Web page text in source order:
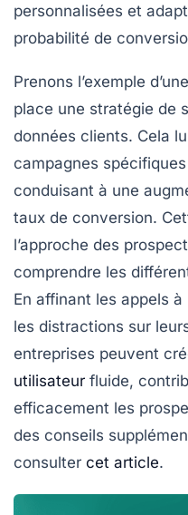
personnalisées et
probabilité de
Prenons l’exemple
place une stratégie de
données clients. Cela
campagnes
conduisant à une
taux de conversion.
l’approche des
comprendre les
En affinant les appels à
les distractions sur
entreprises peuvent
utilisateur fluide,
efficacement les
des conseils
consulter cet article.